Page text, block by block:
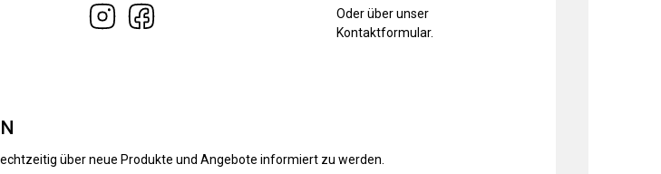
Oder über unser
Kontaktformular.
über neue Produkte und Angebote informiert zu werden.